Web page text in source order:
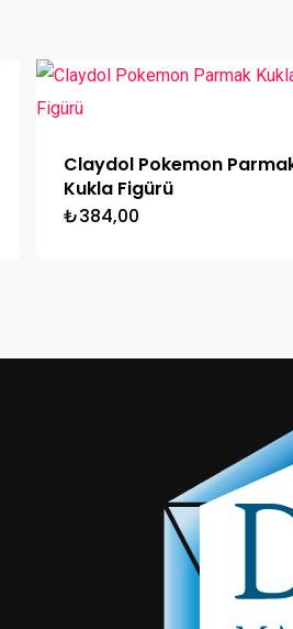
Claydol Pokemon
Kukla Figürü
₺384,00